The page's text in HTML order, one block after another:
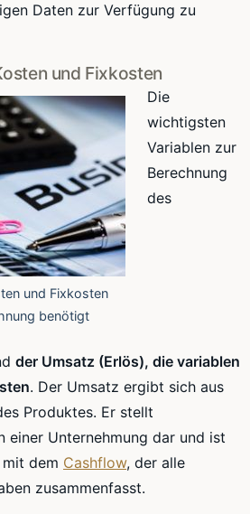
Daten zur Verfügung zu
und Fixkosten
und Fixkosten
benötigt
Die
wichtigsten
Variablen zur
Berechnung
des
der Umsatz (Erlös), die variablen
. Der Umsatz ergibt sich aus
Produktes. Er stellt
einer Unternehmung dar und ist
dem Cashflow, der alle
zusammenfasst.